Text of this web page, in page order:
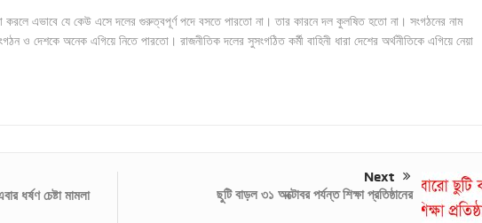
করলে এভাবে যে কেউ এসে দলের গুরুত্বপূর্ণ পদে বসতে পারতো না। তার কারনে দল কুলষিত হতো না। সংগঠনের নাম
ও দেশকে অনেক এগিয়ে নিতে পারতো। রাজনীতিক দলের সুসংগঠিত কর্মী বাহিনী ধারা দেশের অর্থনীতিকে এগিয়ে নেয়া
ধর্ষণ চেষ্টা মামলা
Next
ছুটি বাড়ল ৩১ অক্টোবর পর্যন্ত শিক্ষা প্রতিষ্ঠানের